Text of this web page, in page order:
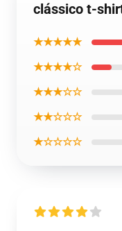
clássico t-
★★★★★
★★★★☆
★★★☆☆
★★☆☆☆
★☆☆☆☆